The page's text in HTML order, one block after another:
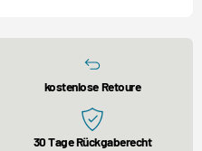
kostenlose Retoure
30 Tage Rückgaberecht